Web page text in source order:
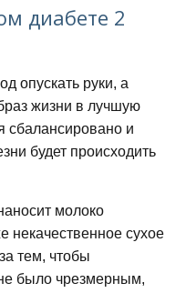
диабете 2
опускать руки, а
жизни в лучшую
сбалансировано и
будет происходить
молоко
некачественное сухое
тем, чтобы
было чрезмерным,